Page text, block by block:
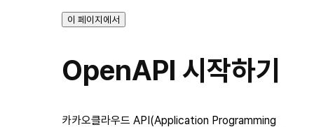
이 페이지에서
OpenAPI 시작하기
카카오클라우드 API(Application Programming